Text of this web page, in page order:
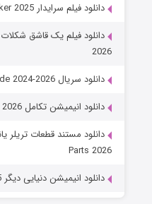
دانلود فیلم سرایدار The Caretaker 2025
2026
دانلود سریال One Hundred Years of Solitude 2024-2026
دانلود انیمیشن تکامل Evolution 2026
Parts 2026
دانلود انیمیشن دنیایی دیگر Another World 2025